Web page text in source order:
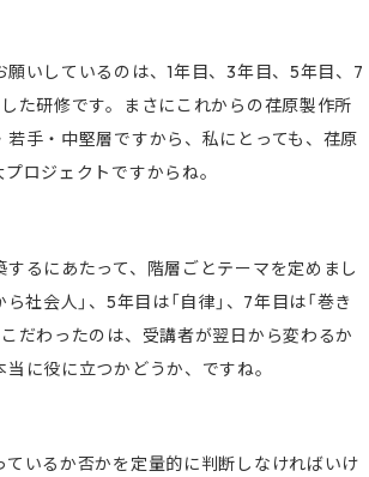
願いしているのは、1年目、3年目、5年目、7
た研修です。まさにこれからの荏原製作所
若手・中堅層ですから、私にとっても、荏原
ロジェクトですからね。
るにあたって、階層ごとテーマを定めまし
社会人」、5年目は「自律」、7年目は「巻き
だわったのは、受講者が翌日から変わるか
に役に立つかどうか、ですね。
ているか否かを定量的に判断しなければいけ